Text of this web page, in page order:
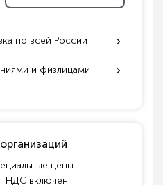
по всей России
и физлицами
цены
НДС включен